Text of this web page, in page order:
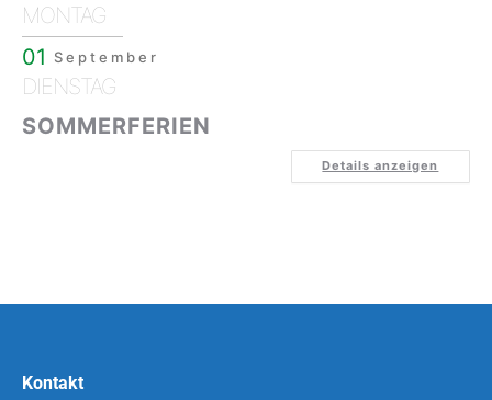
MONTAG
01
September
DIENSTAG
SOMMERFERIEN
Details anzeigen
Kontakt